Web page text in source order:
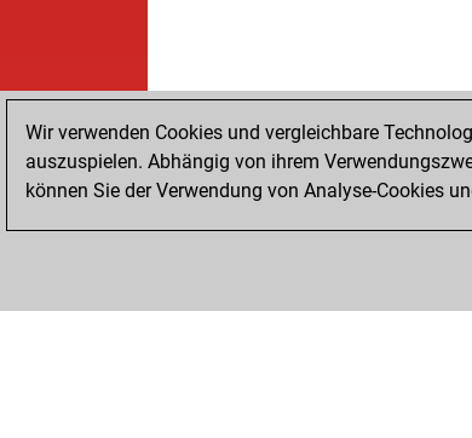
Wir verwenden Cookies und vergleichbare
auszuspielen. Abhängig von ihrem
können Sie der Verwendung von Analyse-Cookies